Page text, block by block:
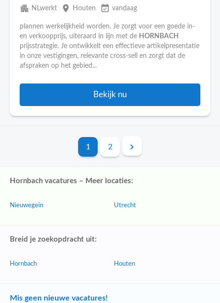
apartment NLwerkt place Houten event_available vandaag
plannen werkelijkheid worden. Je zorgt voor een goede in-
en verkoopprijs, uiteraard in lijn met de HORNBACH
prijsstrategie. Je ontwikkelt een effectieve artikelpresentatie
in onze vestigingen, relevante cross-sell en zorgt dat de
afspraken op het gebied...
Bekijk nu
1 2
Hornbach vacatures – Meer locaties:
Nieuwegein Utrecht
Breid je zoekopdracht uit:
Hornbach Houten
Mis geen nieuwe vacatures!